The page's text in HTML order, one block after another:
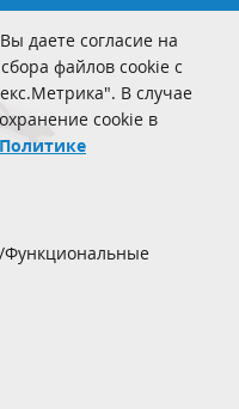
даете согласие на
файлов cookie с
В случае
cookie в
Политике
Функциональные